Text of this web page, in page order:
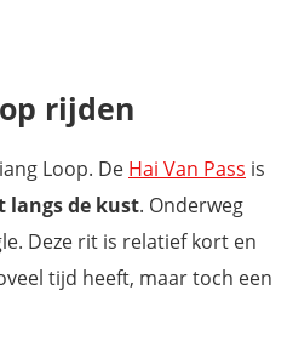
rijden
Loop. De Hai Van Pass is
langs de kust. Onderweg
Deze rit is relatief kort en
tijd heeft, maar toch een